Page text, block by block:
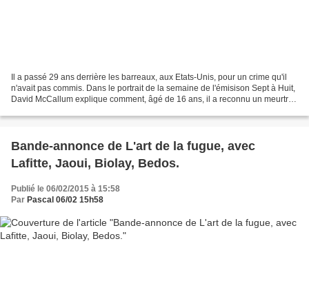
Il a passé 29 ans derrière les barreaux, aux Etats-Unis, pour un crime qu'il
n'avait pas commis. Dans le portrait de la semaine de l'émisison Sept à Huit,
David McCallum explique comment, âgé de 16 ans, il a reconnu un meurtre
Bande-annonce de L'art de la fugue, avec
Lafitte, Jaoui, Biolay, Bedos.
Publié le 06/02/2015 à 15:58
Par Pascal 06/02 15h58